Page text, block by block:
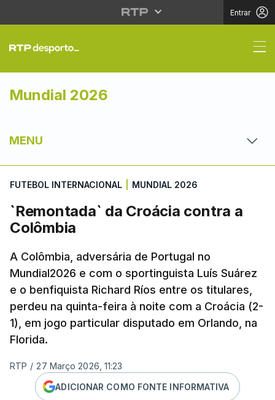
Entrar
`Remontada` da
Mundial 2026
MENU
FUTEBOL INTERNACIONAL MUNDIAL 2026
`Remontada` da Croácia contra a
Colômbia
A Colômbia, adversária de Portugal no
Mundial2026 e com o sportinguista Luís Suárez
e o benfiquista Richard Ríos entre os titulares,
perdeu na quinta-feira à noite com a Croácia (2-
1), em jogo particular disputado em Orlando, na
Florida.
RTP / 27 Março 2026, 11:23
ADICIONAR COMO FONTE INFORMATIVA